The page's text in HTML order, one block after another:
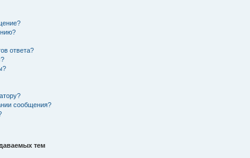
ответа?
сообщения?
тем